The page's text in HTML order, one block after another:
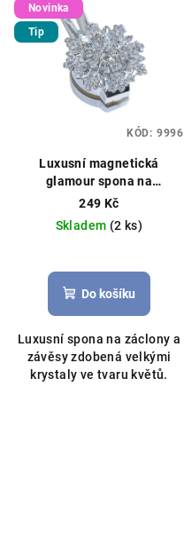
Novinka
Tip
Luxusní magnetická
glamour spona na
záclony/závěsy s krystaly
249 Kč
Skladem (2 ks)
hodnocení
produktu
z
5
hvězdiček.
Do košíku
Luxusní spona na záclony a
závěsy zdobená velkými
krystaly ve tvaru květů.
KÓD: 9996